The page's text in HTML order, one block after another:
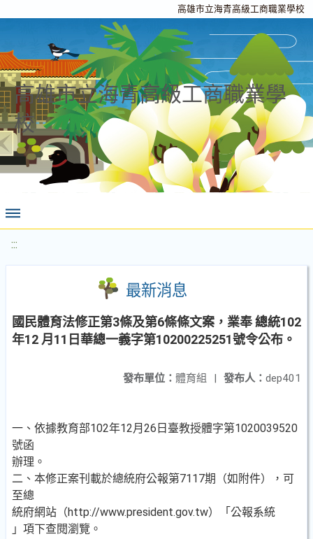
高雄市立海青高級工商職業學校
高雄市立海青高級工商職業學
校
:::
最新消息
國民體育法修正第3條及第6條條文案，業奉 總統102
年12 月11日華總一義字第10200225251號令公布。
發布人： dep401
發布單位： 體育組 |
一、依據教育部102年12月26日臺教授體字第1020039520
號函
辦理。
二、本修正案刊載於總統府公報第7117期（如附件），可
至總
統府網站（http://www.president.gov.tw）「公報系統
」項下查閱瀏覽。